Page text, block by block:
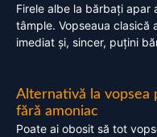
Firele albe la bărbați apar
tâmple. Vopseaua clasică
imediat și, sincer, puțini
Alternativă la vopsea
fără amoniac
Poate ai obosit să tot